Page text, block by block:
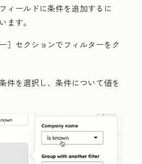
ィールドに条件を追加するに
ます。
］ セクションでフィルターをク
件を選択し、条件について値を